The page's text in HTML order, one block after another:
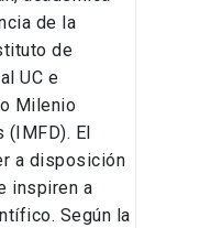
de la
de
UC e
Milenio
(IMFD). El
a disposición
inspiren a
Según la